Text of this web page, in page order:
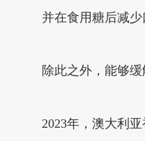
并在食用糖后减
除此之外，能够
2023年，澳大利